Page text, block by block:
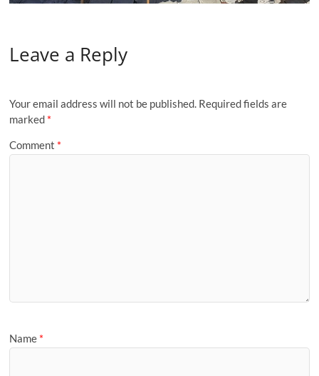
Leave a Reply
Your email address will not be published. Required fields are
marked *
Comment *
Name *